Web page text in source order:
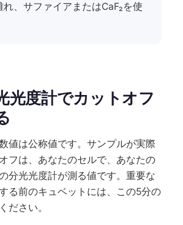
、サファイアまたはCaF₂を使
光度計でカットオフ
値は公称値です。サンプルが実際
フは、あなたのセルで、あなたの
分光光度計が測る値です。重要な
る前のキュベットには、この5分の
ださい。